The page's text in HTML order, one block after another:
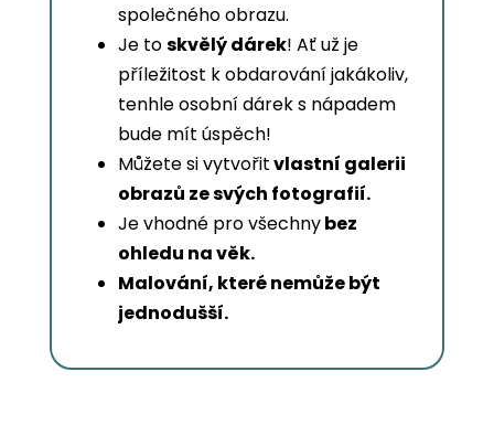
společného obrazu.
Je toskvělý dárek! Ať už je
příležitost k obdarování jakákoliv,
tenhle osobní dárek s nápadem
bude mít úspěch!
Můžete si vytvořitvlastní galerii
obrazů ze svých fotografií.
Je vhodné pro všechnybez
ohledu na věk.
Malování, které nemůže být
jednodušší.